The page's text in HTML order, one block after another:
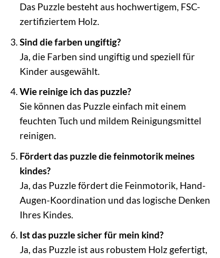
Das Puzzle besteht aus hochwertigem, FSC-
zertifiziertem Holz.
Sind die farben ungiftig?
Ja, die Farben sind ungiftig und speziell für
Kinder ausgewählt.
Wie reinige ich das puzzle?
Sie können das Puzzle einfach mit einem
feuchten Tuch und mildem Reinigungsmittel
reinigen.
Fördert das puzzle die feinmotorik meines
kindes?
Ja, das Puzzle fördert die Feinmotorik, Hand-
Augen-Koordination und das logische Denken
Ihres Kindes.
Ist das puzzle sicher für mein kind?
Ja, das Puzzle ist aus robustem Holz gefertigt,